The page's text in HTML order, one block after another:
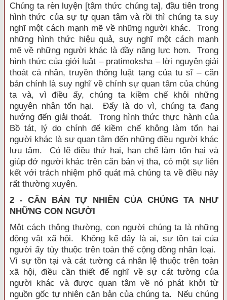
Chúng ta rèn luyện [tâm thức chúng ta], đầu tiên trong
hình thức của sự tự quan tâm và rồi thì chúng ta suy
nghĩ một cách mạnh mẽ về những người khác. Trong
những hình thức hiệu quả, suy nghĩ một cách mạnh
mẽ về những người khác là đầy năng lực hơn. Trong
hình thức của giới luật – pratimoksha – lời nguyện giải
thoát cá nhân, truyền thống luật tạng của tu sĩ – căn
bản chính là suy nghĩ về chính sự quan tâm của chúng
ta và, vì điều ấy, chúng ta kiềm chế khỏi những
nguyên nhân tổn hại. Đấy là do vì, chúng ta đang
hướng đến giải thoát. Trong hình thức thực hành của
Bồ tát, lý do chính để kiềm chế không làm tổn hại
người khác là sự quan tâm đến những điều người khác
lưu tâm. Có lẽ điều thứ hai, hạn chế làm tổn hại và
giúp đở người khác trên căn bản vị tha, có một sự liên
kết với trách nhiệm phổ quát mà chúng ta về điều này
rất thường xuyên.
2 - CĂN BẢN TỰ NHIÊN CỦA CHÚNG TA NHƯ
NHỮNG CON NGƯỜI
Một cách thông thường, con người chúng ta là những
động vật xã hội. Không kể đấy là ai, sự tồn tại của
người ấy tùy thuộc trên toàn thể cộng đồng nhân loại.
Vì sự tồn tại và cát tường cá nhân lệ thuộc trên toàn
xã hội, điều cần thiết để nghĩ về sự cát tường của
người khác và được quan tâm về nó phát khởi từ
nguồn gốc tự nhiên căn bản của chúng ta. Nếu chúng